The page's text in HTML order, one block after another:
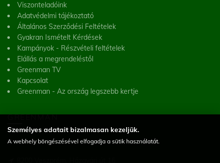
Viszonteladóink
Adatvédelmi tájékoztató
Általános Szerződési Feltételek
Gyakran Ismételt Kérdések
Kampányok - Részvételi feltételek
Elállás a megrendeléstől
Greenman TV
Kapcsolat
Greenman - Az ország legszebb kertje
GREENMAN
Greenman Kft.
Személyes adatait bizalmasan kezeljük.
A webhely böngészésével elfogadja a sütik használatát.